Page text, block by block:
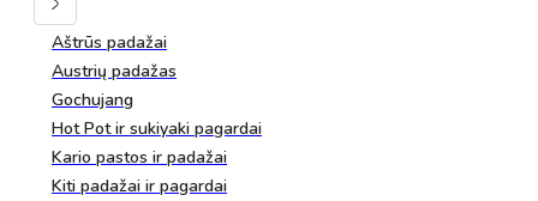
Aštrūs padažai
Austrių padažas
Gochujang
Hot Pot ir sukiyaki pagardai
Kario pastos ir padažai
Kiti padažai ir pagardai